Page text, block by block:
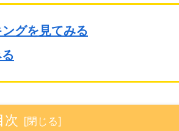
グを見てみる
次